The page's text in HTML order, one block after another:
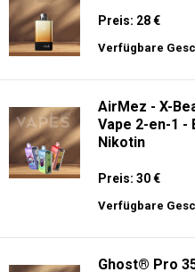
Preis: 28 €
Verfügbare
AirMez - X-
Vape 2-en-1 -
Nikotin
Preis: 30 €
Verfügbare
Ghost® Pro